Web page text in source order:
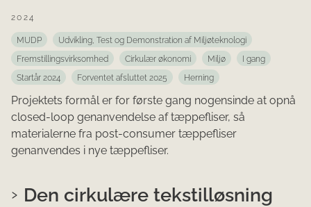
2024
MUDP
Udvikling, Test og Demonstration af Miljøteknologi
Fremstillingsvirksomhed
Cirkulær økonomi Miljø
I gang
Startår 2024
Forventet afsluttet 2025 Herning
Projektets formål er for første gang nogensinde at opnå
closed-loop genanvendelse af tæppefliser, så
materialerne fra post-consumer tæppefliser
genanvendes i nye tæppefliser.
Den cirkulære tekstilløsning